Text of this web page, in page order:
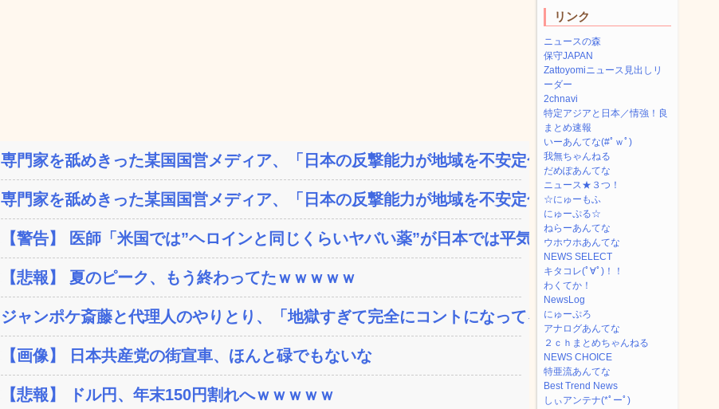
専門家を舐めきった某国国営メディア、「日本の反撃能力が地域を不安定化さ...
専門家を舐めきった某国国営メディア、「日本の反撃能力が地域を不安定化さ...
【警告】 医師「米国では”ヘロインと同じくらいヤバい薬”が日本では平気...
【悲報】 夏のピーク、もう終わってたｗｗｗｗｗ
ジャンポケ斎藤と代理人のやりとり、「地獄すぎて完全にコントになってる…...
【画像】 日本共産党の街宣車、ほんと碌でもないな
【悲報】 ドル円、年末150円割れへｗｗｗｗｗ
リンク
ニュースの森
保守JAPAN
Zattoyomiニュース見出しリ
ーダー
2chnavi
特定アジアと日本／情強！良
まとめ速報
いーあんてな(#ﾟｗﾟ)
我無ちゃんねる
だめぽあんてな
ニュース★３つ！
☆にゅーもふ
にゅーぷる☆
ねらーあんてな
ウホウホあんてな
NEWS SELECT
キタコレ(ﾟ∀ﾟ)！！
わくてか！
NewsLog
にゅーぷろ
アナログあんてな
２ｃｈまとめちゃんねる
NEWS CHOICE
特亜流あんてな
Best Trend News
しぃアンテナ(*ﾟーﾟ)